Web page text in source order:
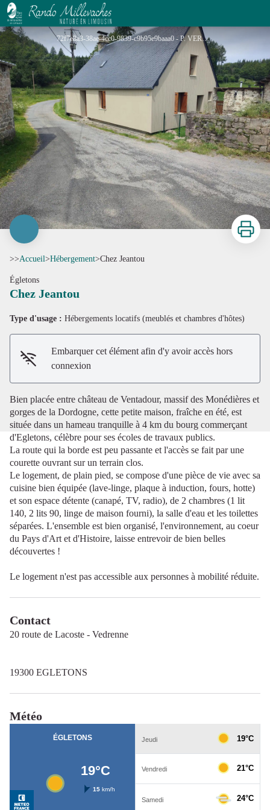
Chez Jeantou
72f7e8a3-38ae-4cc0-9839-c9b95e9baaa0 - P. VERGNE
Voir l'image en plein écran
Imprimer
>>Accueil>Hébergement>Chez Jeantou
Égletons
Chez Jeantou
Type d'usage : Hébergements locatifs (meublés et chambres d'hôtes)
Embarquer cet élément afin d'y avoir accès hors
connexion
Bien placée entre château de Ventadour, massif des Monédières et
gorges de la Dordogne, cette petite maison, fraîche en été, est
située dans un hameau tranquille à 4 km du bourg commerçant
d'Egletons, célèbre pour ses écoles de travaux publics.
La route qui la borde est peu passante et l'accès se fait par une
courette ouvrant sur un terrain clos.
Le logement, de plain pied, se compose d'une pièce de vie avec sa
cuisine bien équipée (lave-linge, plaque à induction, fours, hotte)
et son espace détente (canapé, TV, radio), de 2 chambres (1 lit
140, 2 lits 90, linge de maison fourni), la salle d'eau et les toilettes
séparées. L'ensemble est bien organisé, l'environnement, au coeur
du Pays d'Art et d'Histoire, laisse entrevoir de bien belles
découvertes !
Le logement n'est pas accessible aux personnes à mobilité réduite.
Contact
20 route de Lacoste - Vedrenne
19300 EGLETONS
Météo